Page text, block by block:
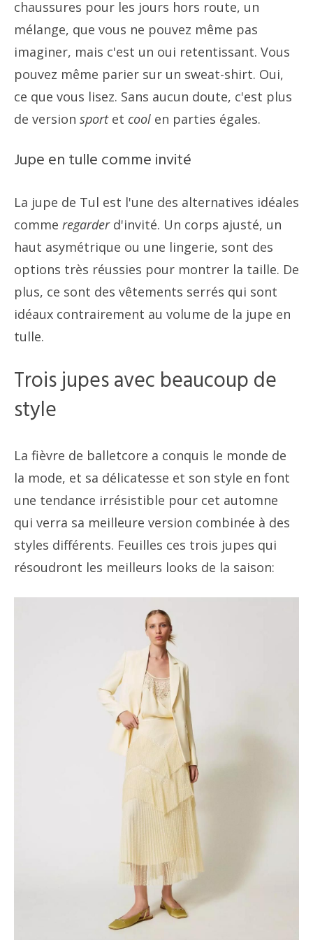
chaussures pour les jours hors route, un
mélange, que vous ne pouvez même pas
imaginer, mais c'est un oui retentissant. Vous
pouvez même parier sur un sweat-shirt. Oui,
ce que vous lisez. Sans aucun doute, c'est plus
de version sport et cool en parties égales.
Jupe en tulle comme invité
La jupe de Tul est l'une des alternatives idéales
comme regarderd'invité. Un corps ajusté, un
haut asymétrique ou une lingerie, sont des
options très réussies pour montrer la taille. De
plus, ce sont des vêtements serrés qui sont
idéaux contrairement au volume de la jupe en
tulle.
Trois jupes avec beaucoup de
style
La fièvre de balletcore a conquis le monde de
la mode, et sa délicatesse et son style en font
une tendance irrésistible pour cet automne
qui verra sa meilleure version combinée à des
styles différents. Feuilles ces trois jupes qui
résoudront les meilleurs looks de la saison: